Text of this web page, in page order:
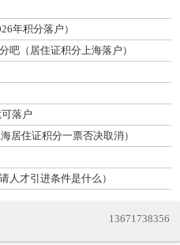
年积分落户）
吧（居住证积分上海落户）
落户
居住证积分一票否决取消）
人才引进条件是什么）
13671738356